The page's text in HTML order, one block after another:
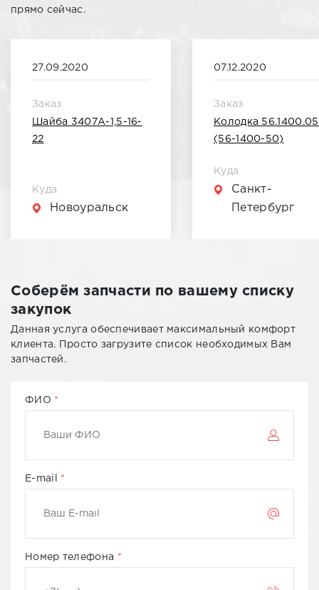
прямо сейчас.
27.09.2020
Заказ
Шайба 3407А-1,5-16-
22
Куда
Новоуральск
07.12.2020
Заказ
Колодка
(56-1400-50)
Куда
Санкт-
Петербург
Соберём запчасти по вашему списку
закупок
Данная услуга обеспечивает максимальный комфорт
клиента. Просто загрузите список необходимых Вам
запчастей.
ФИО
E-mail
Номер телефона